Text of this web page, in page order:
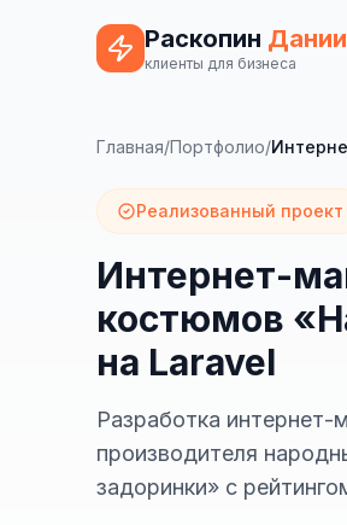
Раскопин
клиенты для бизнеса
Главная/Портфолио/
Реализованный проект
Интернет-
костюмов
на Laravel
Разработка интернет-
производителя
задоринки» с